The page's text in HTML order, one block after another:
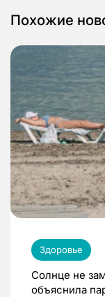
Похожие
Здоровье
Солнце не
объяснила